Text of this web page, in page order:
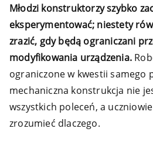
Młodzi konstruktorzy szybko
eksperymentować; niestety
zrazić, gdy będą ograniczani
modyfikowania urządzenia.
ograniczone w kwestii samego
mechaniczna konstrukcja nie
wszystkich poleceń, a
zrozumieć dlaczego.